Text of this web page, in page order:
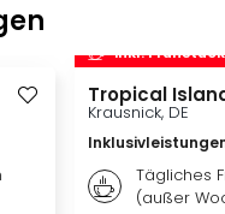
inkl. Frühstück
Tropical
Krausnick, DE
Tägliches
(außer